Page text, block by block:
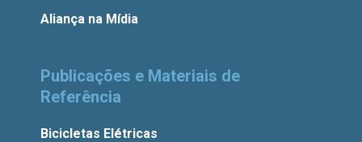
Aliança na Mídia
Publicações e Materiais de
Referência
Bicicletas Elétricas